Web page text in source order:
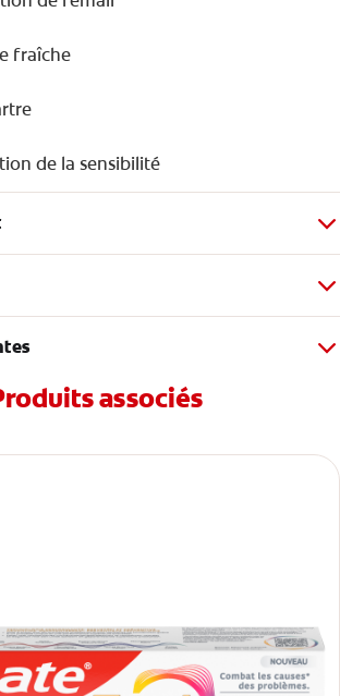
fraîche
de la sensibilité
associés